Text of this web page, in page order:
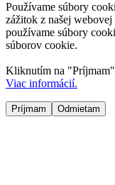
Používame súbory
zážitok z našej
používame súbory
súborov cookie.
Kliknutím na "Príjmam
Viac informácií.
Príjmam Odmietam